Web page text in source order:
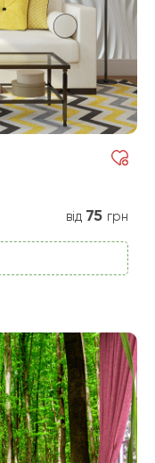
від 75 грн